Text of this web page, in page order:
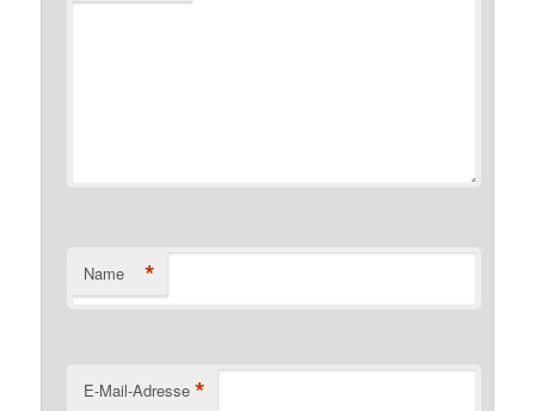
Name *
E-Mail-Adresse *